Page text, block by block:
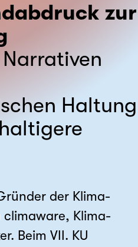
zur
Haltung
der Klima-
Klima-
Beim VII. KU